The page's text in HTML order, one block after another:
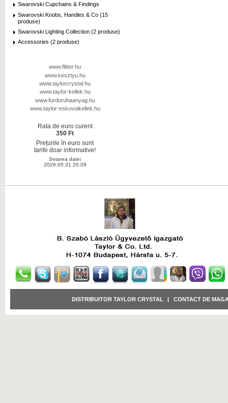
Swarovski Cupchains & Findings
Swarovski Knobs, Handles & Co (15
produse)
Swarovski Lighting Collection (2 produse)
Accessories (2 produse)
www.flitter.hu
www.kesztyu.hu
www.taylorcrystal.hu
www.taylor-kellek.hu
www.furdoruhaanyag.hu
www.taylor-eskuvoikellek.hu
Rata de euro curent
350 Ft
Prețurile în euro sunt
tarife doar informative!
Setarea datei
2026.05.31 20:09
DISTRIBUITOR TAYLOR CRYSTAL CONTACT DE